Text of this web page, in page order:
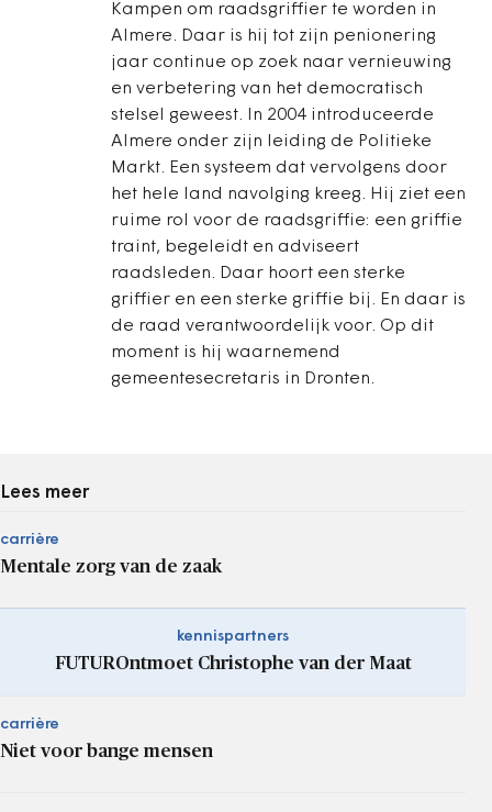
Kampen om raadsgriffier te worden in
Almere. Daar is hij tot zijn penionering
jaar continue op zoek naar vernieuwing
en verbetering van het democratisch
stelsel geweest. In 2004 introduceerde
Almere onder zijn leiding de Politieke
Markt. Een systeem dat vervolgens door
het hele land navolging kreeg. Hij ziet een
ruime rol voor de raadsgriffie: een griffie
traint, begeleidt en adviseert
raadsleden. Daar hoort een sterke
griffier en een sterke griffie bij. En daar is
de raad verantwoordelijk voor. Op dit
moment is hij waarnemend
gemeentesecretaris in Dronten.
Lees meer
carrière
Mentale zorg van de zaak
kennispartners
FUTUROntmoet Christophe van der Maat
carrière
Niet voor bange mensen